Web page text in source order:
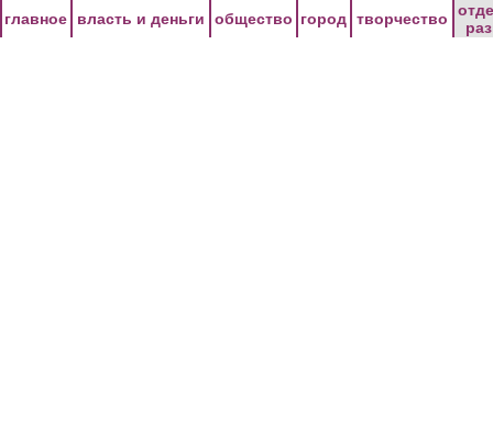
главное власть и деньги общество город творчество